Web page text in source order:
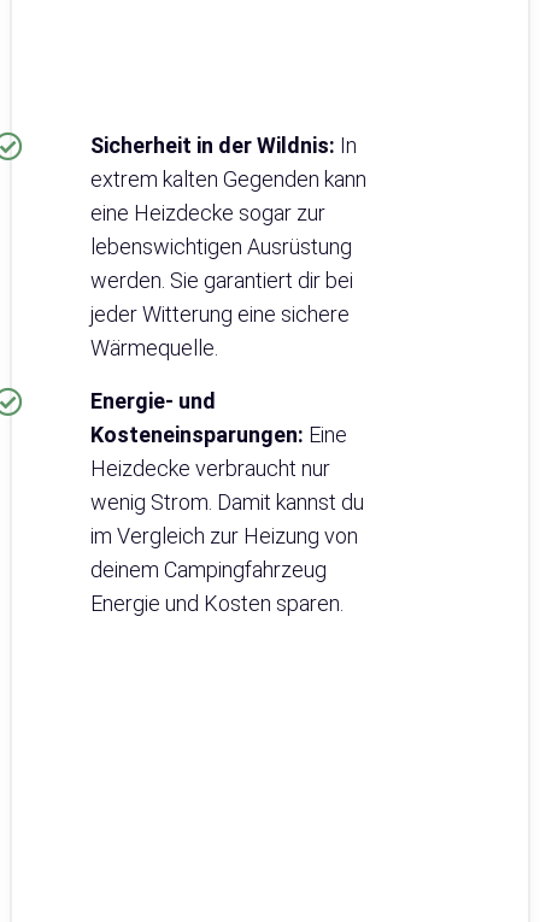
Sicherheit in der Wildnis: In
extrem kalten Gegenden kann
eine Heizdecke sogar zur
lebenswichtigen Ausrüstung
werden. Sie garantiert dir bei
jeder Witterung eine sichere
Wärmequelle.
Energie- und
Kosteneinsparungen: Eine
Heizdecke verbraucht nur
wenig Strom. Damit kannst du
im Vergleich zur Heizung von
deinem Campingfahrzeug
Energie und Kosten sparen.